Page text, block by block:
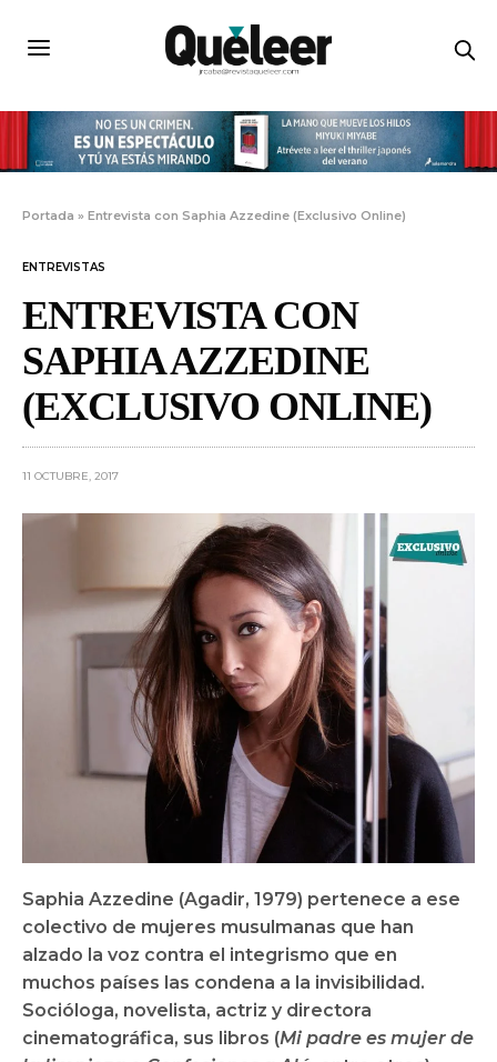
Portada »Entrevista con Saphia Azzedine (Exclusivo Online)
ENTREVISTAS
ENTREVISTA CON
SAPHIA AZZEDINE
(EXCLUSIVO ONLINE)
11 OCTUBRE, 2017
Saphia Azzedine (Agadir, 1979) pertenece a ese
colectivo de mujeres musulmanas que han
alzado la voz contra el integrismo que en
muchos países las condena a la invisibilidad.
Socióloga, novelista, actriz y directora
cinematográfica, sus libros (Mi padre es mujer de